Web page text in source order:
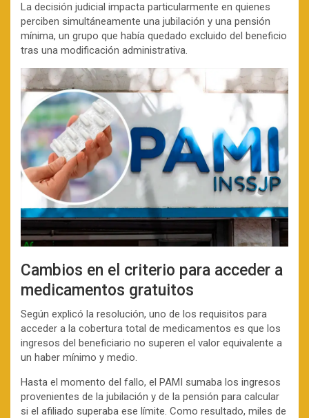
La decisión judicial impacta particularmente en quienes
perciben simultáneamente una jubilación y una pensión
mínima, un grupo que había quedado excluido del beneficio
tras una modificación administrativa.
Cambios en el criterio para acceder a
medicamentos gratuitos
Según explicó la resolución, uno de los requisitos para
acceder a la cobertura total de medicamentos es que los
ingresos del beneficiario no superen el valor equivalente a
un haber mínimo y medio.
Hasta el momento del fallo, el PAMI sumaba los ingresos
provenientes de la jubilación y de la pensión para calcular
si el afiliado superaba ese límite. Como resultado, miles de